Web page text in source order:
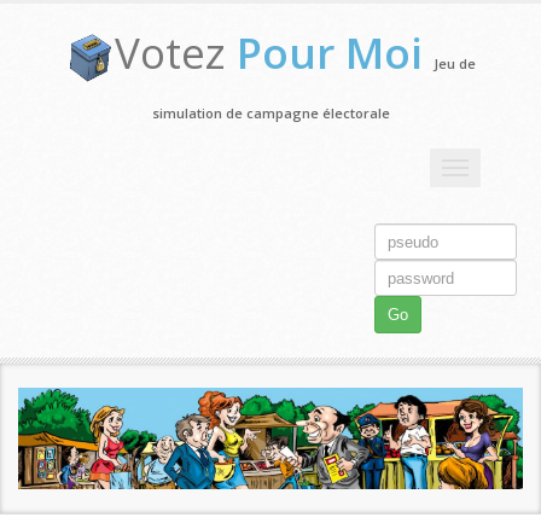
Votez Pour Moi Jeu de
simulation de campagne électorale
Go